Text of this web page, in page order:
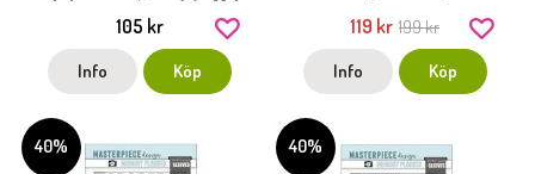
P Stamperia
105 kr
Info Köp
119 kr 199 kr
Info Köp
40% 40%